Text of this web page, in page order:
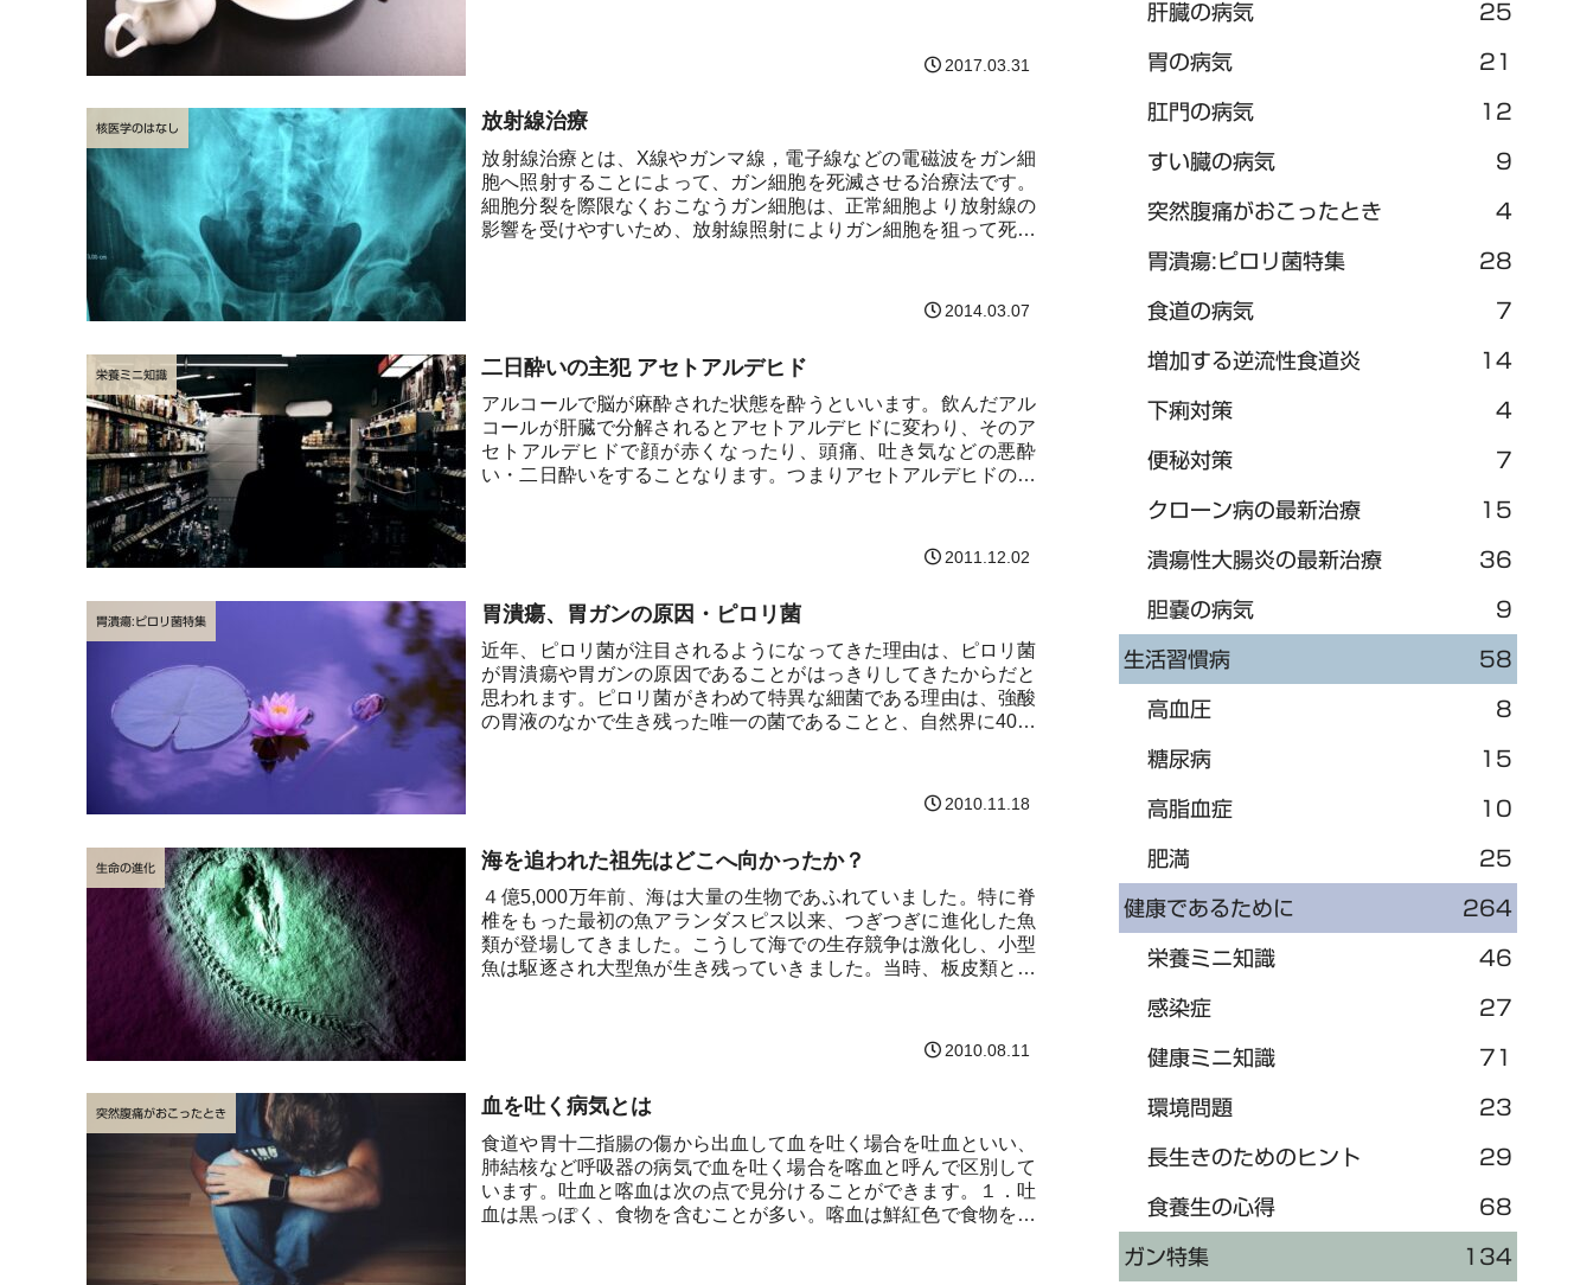
2017.03.31
核医学のはなし 放射線治療
放射線治療とは、X線やガンマ線，電子線などの電磁波をガン細
胞へ照射することによって、ガン細胞を死滅させる治療法です。
細胞分裂を際限なくおこなうガン細胞は、正常細胞より放射線の
影響を受けやすいため、放射線照射によりガン細胞を狙って死滅
2014.03.07
栄養ミニ知識 二日酔いの主犯 アセトアルデヒド
アルコールで脳が麻酔された状態を酔うといいます。飲んだアル
コールが肝臓で分解されるとアセトアルデヒドに変わり、そのア
セトアルデヒドで顔が赤くなったり、頭痛、吐き気などの悪酔
い・二日酔いをすることなります。つまりアセトアルデヒドの分
2011.12.02
胃潰瘍:ピロリ菌特集 胃潰瘍、胃ガンの原因・ピロリ菌
近年、ピロリ菌が注目されるようになってきた理由は、ピロリ菌
が胃潰瘍や胃ガンの原因であることがはっきりしてきたからだと
思われます。ピロリ菌がきわめて特異な細菌である理由は、強酸
の胃液のなかで生き残った唯一の菌であることと、自然界に40万
2010.11.18
生命の進化 海を追われた祖先はどこへ向かったか？
４億5,000万年前、海は大量の生物であふれていました。特に脊
椎をもった最初の魚アランダスピス以来、つぎつぎに進化した魚
類が登場してきました。こうして海での生存競争は激化し、小型
魚は駆逐され大型魚が生き残っていきました。当時、板皮類とい
2010.08.11
突然腹痛がおこったとき 血を吐く病気とは
食道や胃十二指腸の傷から出血して血を吐く場合を吐血といい、
肺結核など呼吸器の病気で血を吐く場合を喀血と呼んで区別して
います。吐血と喀血は次の点で見分けることができます。１．吐
血は黒っぽく、食物を含むことが多い。喀血は鮮紅色で食物を含
クローン病の最新治療 15
すい臓の病気 9
下痢対策 4
便秘対策 7
増加する逆流性食道炎 14
潰瘍性大腸炎の最新治療 36
突然腹痛がおこったとき 4
肛門の病気 12
肝臓の病気 25
胃の病気 21
胃潰瘍:ピロリ菌特集 28
胆嚢の病気 9
食道の病気 7
ガン特集 134
健康であるために 264
健康ミニ知識 71
感染症 27
栄養ミニ知識 46
環境問題 23
長生きのためのヒント 29
食養生の心得 68
生活習慣病 58
糖尿病 15
肥満 25
高脂血症 10
高血圧 8